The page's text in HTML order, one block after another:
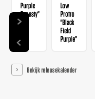
Purple
Dynasty"
Low
Protro
"Black
Field
Purple"
Bekijk releasekalender